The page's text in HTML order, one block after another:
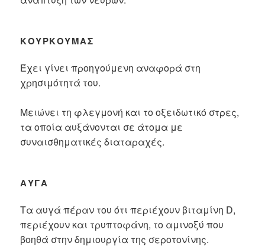
ΚΟΥΡΚΟΥΜΆΣ
Έχει γίνει προηγούμενη αναφορά στη
χρησιμότητά του.
Μειώνει τη φλεγμονή και το οξειδωτικό στρες,
τα οποία αυξάνονται σε άτομα με
συναισθηματικές διαταραχές.
ΑΥΓΆ
Τα αυγά πέραν του ότι περιέχουν βιταμίνη D,
περιέχουν και τρυπτοφάνη, το αμινοξύ που
βοηθά στην δημιουργία της σεροτονίνης.